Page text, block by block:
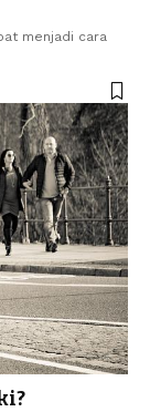
menjadi cara